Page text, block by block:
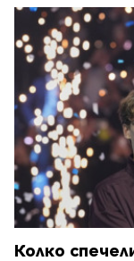
Колко